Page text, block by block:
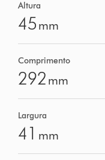
Altura
45 mm
Comprimento
292 mm
Largura
41 mm